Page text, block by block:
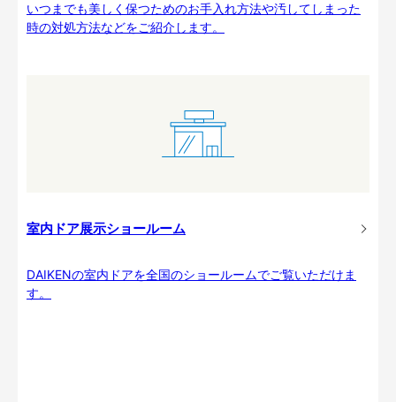
いつまでも美しく保つためのお手入れ方法や汚してしまった
時の対処方法などをご紹介します。
室内ドア展示ショールーム
DAIKENの室内ドアを全国のショールームでご覧いただけま
す。